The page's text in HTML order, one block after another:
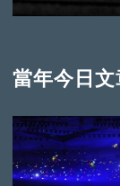
當年今日文